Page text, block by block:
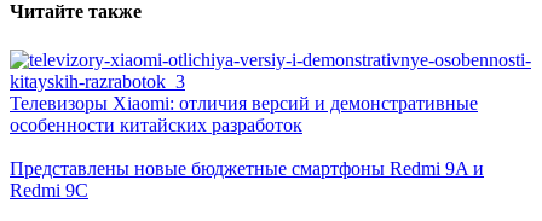
Читайте также
Телевизоры Xiaomi: отличия версий и демонстративные
особенности китайских разработок
Представлены новые бюджетные смартфоны Redmi 9A и
Redmi 9C